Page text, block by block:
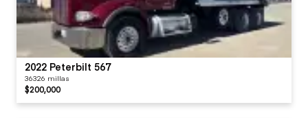
2022 Peterbilt 567
36326 millas
$200,000